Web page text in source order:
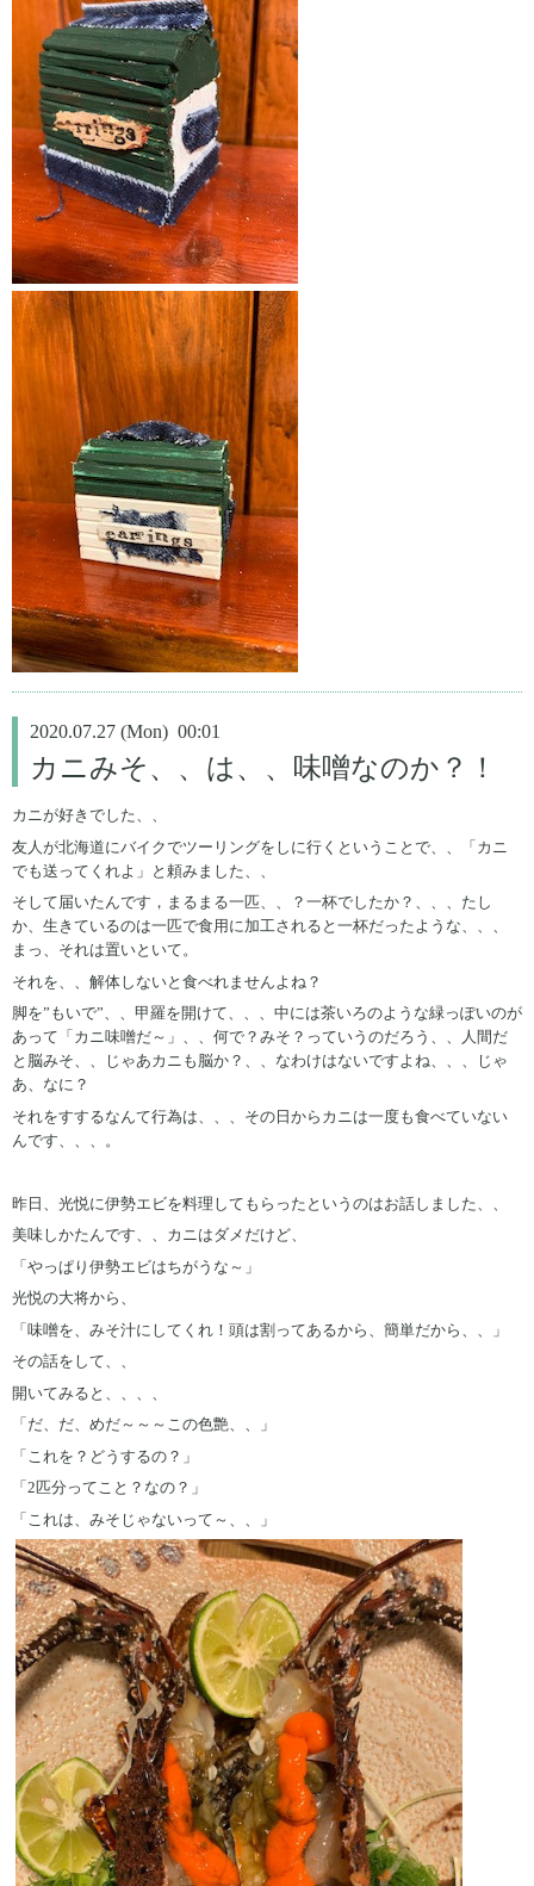
2020.07.27 (Mon) 00:01
カニみそ、、は、、味噌なのか？！
カニが好きでした、、
友人が北海道にバイクでツーリングをしに行くということで、、「カニ
でも送ってくれよ」と頼みました、、
そして届いたんです，まるまる一匹、、？一杯でしたか？、、、たし
か、生きているのは一匹で食用に加工されると一杯だったような、、、
まっ、それは置いといて。
それを、、解体しないと食べれませんよね？
脚を”もいで”、、甲羅を開けて、、、中には茶いろのような緑っぽいのが
あって「カニ味噌だ～」、、何で？みそ？っていうのだろう、、人間だ
と脳みそ、、じゃあカニも脳か？、、なわけはないですよね、、、じゃ
あ、なに？
それをすするなんて行為は、、、その日からカニは一度も食べていない
んです、、、。
昨日、光悦に伊勢エビを料理してもらったというのはお話しました、、
美味しかたんです、、カニはダメだけど、
「やっぱり伊勢エビはちがうな～」
光悦の大将から、
「味噌を、みそ汁にしてくれ！頭は割ってあるから、簡単だから、、」
その話をして、、
開いてみると、、、、
「だ、だ、めだ～～～この色艶、、」
「これを？どうするの？」
「2匹分ってこと？なの？」
「これは、みそじゃないって～、、」